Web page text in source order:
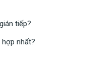
tiếp?
nhất?